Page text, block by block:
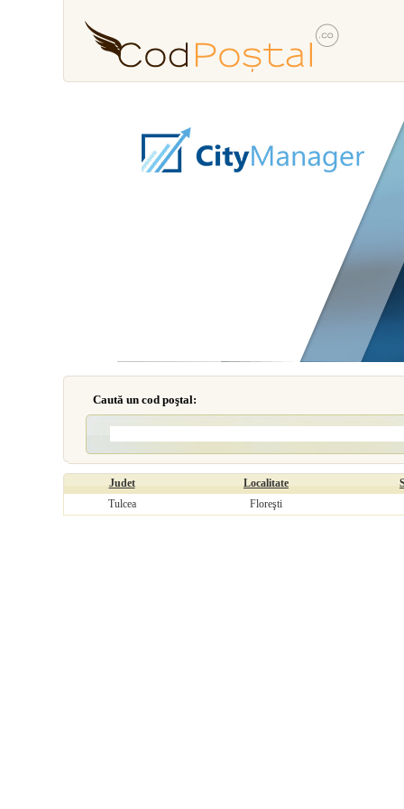
Caută un cod poştal:
Judet Localitate
Tulcea
Floreşti